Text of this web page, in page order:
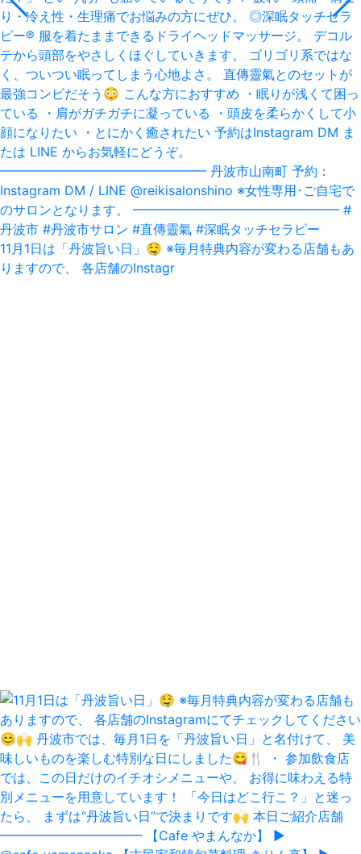
11月1日は「丹波旨い日」‪🤤‬ ※毎月特典内容が変わる店舗もあ
りますので、 各店舗のInstagr